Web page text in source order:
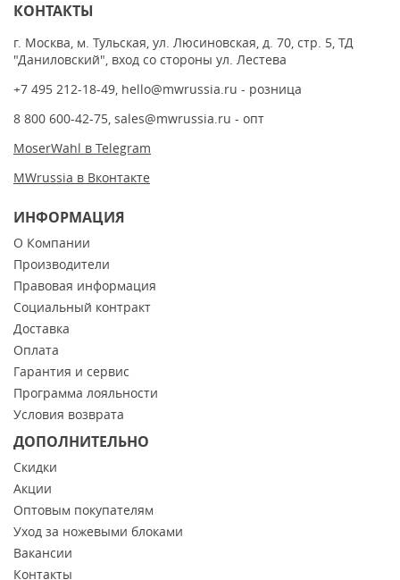
КОНТАКТЫ
г. Москва, м. Тульская, ул. Люсиновская, д. 70, стр. 5, ТД
"Даниловский", вход со стороны ул. Лестева
+7 495 212-18-49, hello@mwrussia.ru - розница
8 800 600-42-75, sales@mwrussia.ru - опт
MoserWahl в Telegram
MWrussia в Вконтакте
ИНФОРМАЦИЯ
О Компании
Производители
Правовая информация
Социальный контракт
Доставка
Оплата
Гарантия и сервис
Программа лояльности
Условия возврата
ДОПОЛНИТЕЛЬНО
Скидки
Акции
Оптовым покупателям
Уход за ножевыми блоками
Вакансии
Контакты